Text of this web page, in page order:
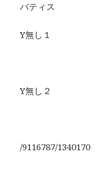
バティス
Y無し１
Y無し２
/9116787/1340170